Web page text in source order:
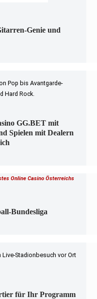
Genie und
Pop bis Avantgarde-
Hard Rock.
GG.BET mit
Spielen mit Dealern
Online Casino Österreichs
Bundesliga
Stadionbesuch vor Ort
für Ihr Programm